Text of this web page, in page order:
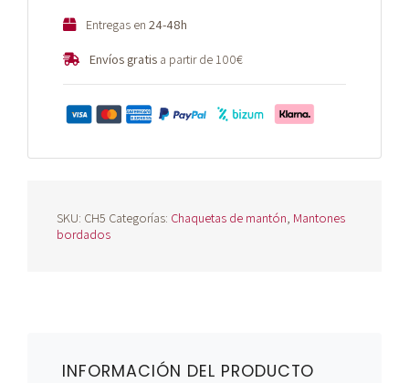
Entregas en24-48h
Envíos gratis a partir de 100€
SKU: CH5 Categorías: Chaquetas de mantón Mantones
bordados
INFORMACIÓN DEL PRODUCTO